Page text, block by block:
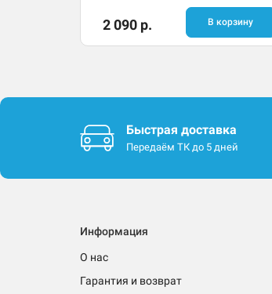
2 090 р. В корзину
Быстрая доставка
Передаём ТК до 5 дней
Информация
О нас
Гарантия и возврат